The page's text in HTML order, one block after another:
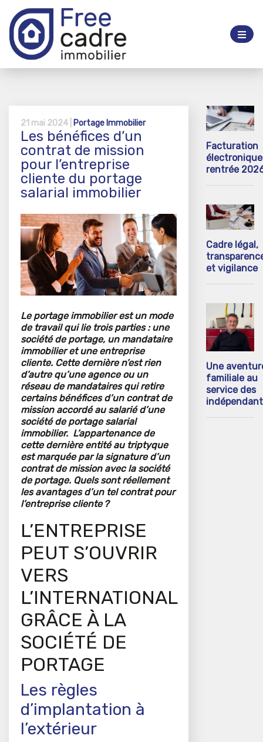
21 mai 2024 | Portage Immobilier
Les bénéfices d’un
contrat de mission
pour l’entreprise
cliente du portage
salarial immobilier
Le portage immobilier est un mode
de travail qui lie trois parties : une
société de portage, un mandataire
immobilier et une entreprise
cliente. Cette dernière n’est rien
d’autre qu’une agence ou un
réseau de mandataires qui retire
certains bénéfices d’un contrat de
mission accordé au salarié d’une
société de portage salarial
immobilier. L’appartenance de
cette dernière entité au triptyque
est marquée par la signature d’un
contrat de mission avec la société
de portage. Quels sont réellement
les avantages d’un tel contrat pour
l’entreprise cliente ?
L’ENTREPRISE
PEUT S’OUVRIR
VERS
L’INTERNATIONAL
GRÂCE À LA
SOCIÉTÉ DE
PORTAGE
Les règles
d’implantation à
l’extérieur
Facturation
rentrée
Cadre légal,
et vigilance
Une
familiale au
service des